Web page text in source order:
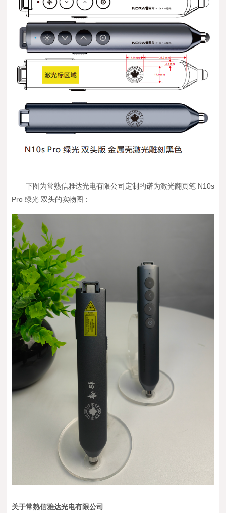
下图为常熟信雅达光电有限公司定制的诺为激光翻页笔 N10s
Pro 绿光 双头的实物图：
关于常熟信雅达光电有限公司